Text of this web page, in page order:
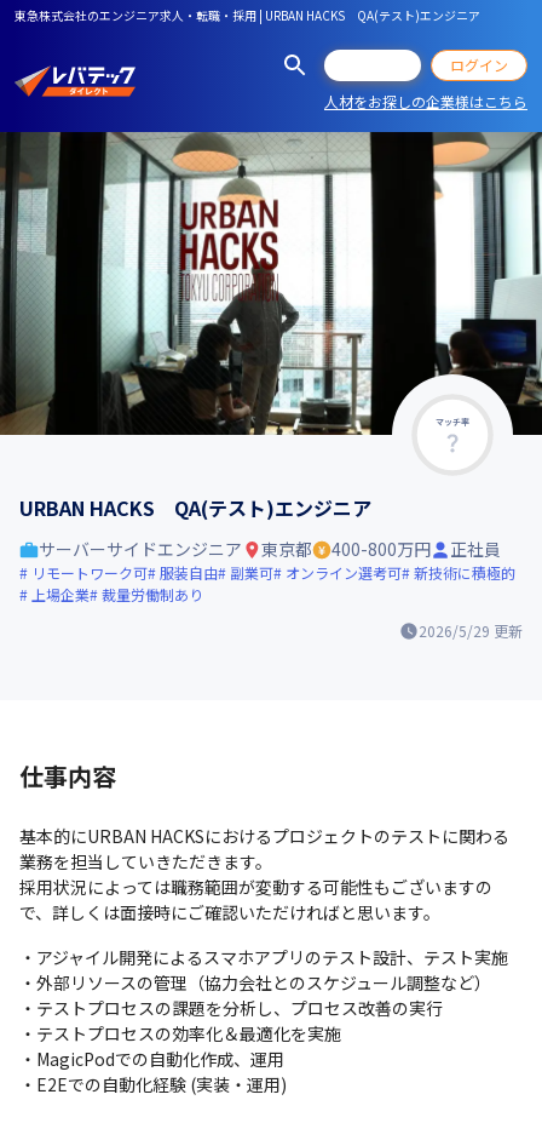
東急株式会社のエンジニア求人・転職・採用 | URBAN HACKS QA(テスト)エンジニア
ログイン
人材をお探しの企業様はこちら
マッチ率
URBAN HACKS QA(テスト)エンジニア
2026/5/29 更新
サーバーサイドエンジニア 東京都 400-800万円 正社員
リモートワーク可 服装自由 副業可 オンライン選考可 新技術に積極的
上場企業 裁量労働制あり
仕事内容
基本的にURBAN HACKSにおけるプロジェクトのテストに関わる
業務を担当していきただきます。
採用状況によっては職務範囲が変動する可能性もございますの
で、詳しくは面接時にご確認いただければと思います。
・アジャイル開発によるスマホアプリのテスト設計、テスト実施
・外部リソースの管理（協力会社とのスケジュール調整など）
・テストプロセスの課題を分析し、プロセス改善の実行
・テストプロセスの効率化＆最適化を実施
・MagicPodでの自動化作成、運用
・E2Eでの自動化経験 (実装・運用)